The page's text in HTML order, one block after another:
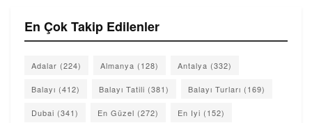
En Çok Takip Edilenler
Adalar (224) Almanya (128) Antalya (332)
Balayı (412) Balayı Tatili (381) Balayı Turları (169)
Dubai (341) En Güzel (272) En Iyi (152)